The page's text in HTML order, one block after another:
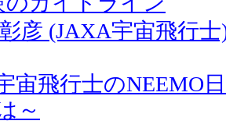
彦 (JAXA宇宙飛行士
宙飛行士のNEEMO
～